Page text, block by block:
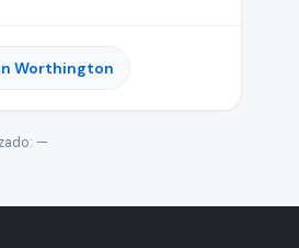
Worthington
—